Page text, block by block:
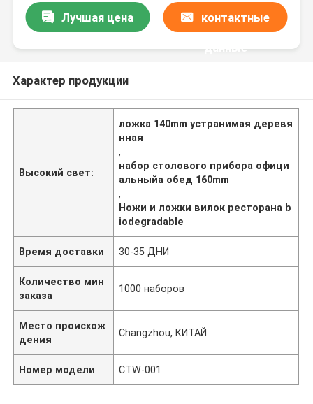
Лучшая цена контактные
данные
Характер продукции
Высокий свет:
ложка 140mm устранимая деревя
нная
,
набор столового прибора офици
альныйа обед 160mm
,
Ножи и ложки вилок ресторана b
iodegradable
Время доставки 30-35 ДНИ
Количество мин
заказа
1000 наборов
Место происхож
дения
Changzhou, КИТАЙ
Номер модели CTW-001